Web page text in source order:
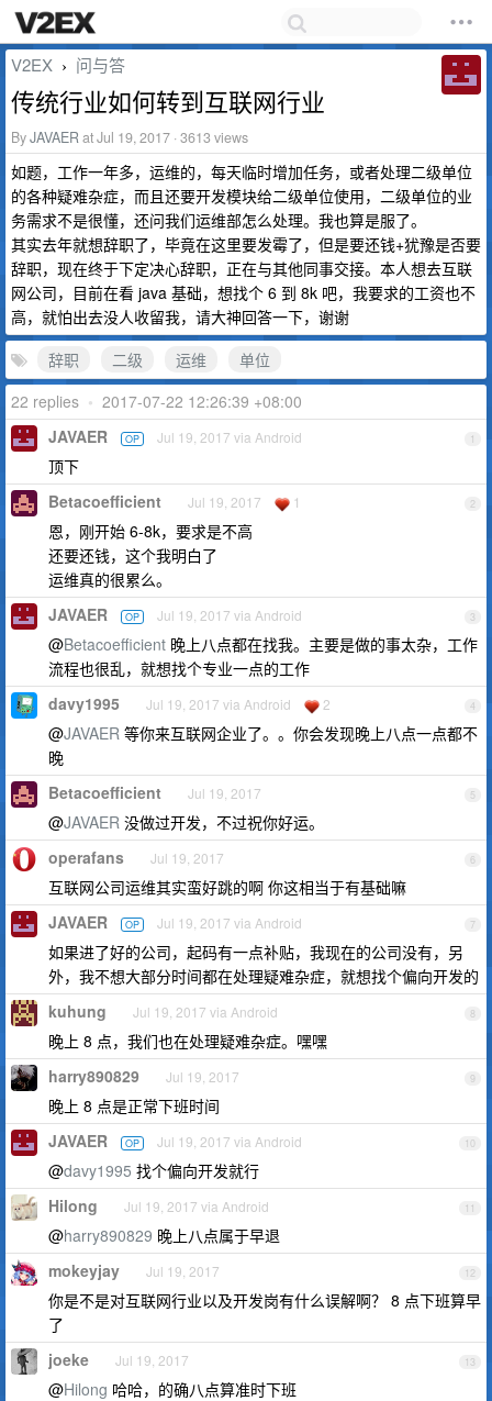
V2EX › 问与答
传统行业如何转到互联网行业
ByJAVAERat Jul 19, 2017 · 3613 views
如题，工作一年多，运维的，每天临时增加任务，或者处理二级单位
的各种疑难杂症，而且还要开发模块给二级单位使用，二级单位的业
务需求不是很懂，还问我们运维部怎么处理。我也算是服了。
其实去年就想辞职了，毕竟在这里要发霉了，但是要还钱+犹豫是否要
辞职，现在终于下定决心辞职，正在与其他同事交接。本人想去互联
网公司，目前在看 java 基础，想找个 6 到 8k 吧，我要求的工资也不
高，就怕出去没人收留我，请大神回答一下，谢谢
辞职
二级 运维
单位
22 replies • 2017-07-22 12:26:39 +08:00
1
JAVAER OP Jul 19, 2017 via Android
顶下
2
Betacoefficient Jul 19, 2017 1
恩，刚开始 6-8k，要求是不高
还要还钱，这个我明白了
运维真的很累么。
3
JAVAER OP Jul 19, 2017 via Android
@Betacoefficient 晚上八点都在找我。主要是做的事太杂，工作
流程也很乱，就想找个专业一点的工作
4
davy1995 Jul 19, 2017 via Android 2
@JAVAER 等你来互联网企业了。。你会发现晚上八点一点都不
晚
5
Betacoefficient Jul 19, 2017
@JAVAER 没做过开发，不过祝你好运。
6
operafans Jul 19, 2017
互联网公司运维其实蛮好跳的啊 你这相当于有基础嘛
7
JAVAER OP Jul 19, 2017 via Android
如果进了好的公司，起码有一点补贴，我现在的公司没有，另
外，我不想大部分时间都在处理疑难杂症，就想找个偏向开发的
8
kuhung Jul 19, 2017 via Android
晚上 8 点，我们也在处理疑难杂症。嘿嘿
9
harry890829 Jul 19, 2017
晚上 8 点是正常下班时间
10
JAVAER OP Jul 19, 2017 via Android
@davy1995 找个偏向开发就行
11
Hilong Jul 19, 2017 via Android
@harry890829 晚上八点属于早退
12
mokeyjay Jul 19, 2017
你是不是对互联网行业以及开发岗有什么误解啊？ 8 点下班算早
了
13
joeke Jul 19, 2017
@Hilong 哈哈，的确八点算准时下班